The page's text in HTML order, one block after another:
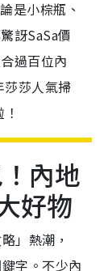
是小棕瓶、
訝SaSa價
過百位內
莎人氣掃
內地
好物
」熱潮，
字。不少內